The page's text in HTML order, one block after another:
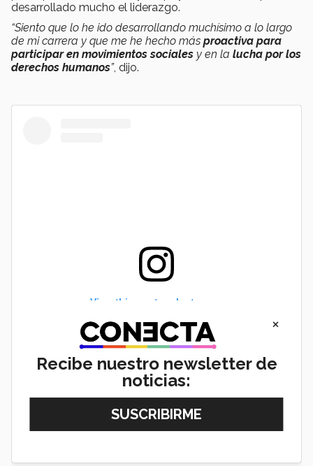
desarrollado mucho el liderazgo.
“Siento que lo he ido desarrollando muchísimo a lo largo
de mi carrera y que me he hecho más proactiva para
participar en movimientos sociales y en la lucha por los
derechos humanos”, dijo.
View this post on Instagram
×
Recibe nuestro newsletter de
noticias: